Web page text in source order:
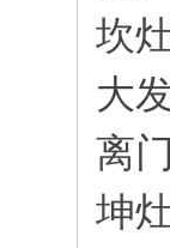
坎
大
离
坤